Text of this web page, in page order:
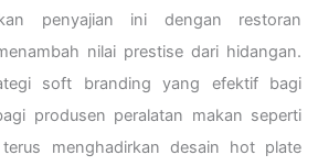
penyajian ini dengan restoran
nilai prestise dari hidangan.
soft branding yang efektif bagi
produsen peralatan makan seperti
menghadirkan desain hot plate